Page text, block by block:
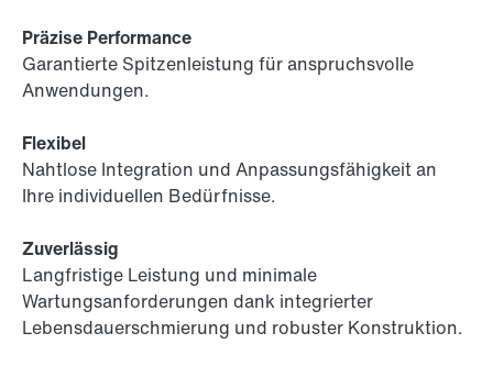
Präzise Performance
Garantierte Spitzenleistung für anspruchsvolle
Anwendungen.
Flexibel
Nahtlose Integration und Anpassungsfähigkeit an
Ihre individuellen Bedürfnisse.
Zuverlässig
Langfristige Leistung und minimale
Wartungsanforderungen dank integrierter
Lebensdauerschmierung und robuster Konstruktion.